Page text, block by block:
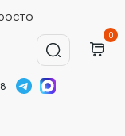
0